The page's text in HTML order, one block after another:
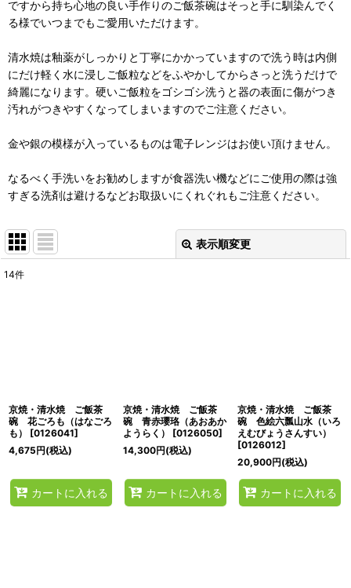
ですから持ち心地の良い手作りのご飯茶碗はそっと手に馴染んでく
る様でいつまでもご愛用いただけます。
清水焼は釉薬がしっかりと丁寧にかかっていますので洗う時は内側
にだけ軽く水に浸しご飯粒などをふやかしてからさっと洗うだけで
綺麗になります。硬いご飯粒をゴシゴシ洗うと器の表面に傷がつき
汚れがつきやすくなってしまいますのでご注意ください。
金や銀の模様が入っているものは電子レンジはお使い頂けません。
なるべく手洗いをお勧めしますが食器洗い機などにご使用の際は強
すぎる洗剤は避けるなどお取扱いにくれぐれもご注意ください。
表示順変更
14件
京焼・清水焼 ご飯茶
碗 花ごろも（はなごろ
も）
[0126041]
4,675円(税込)
カートに入れる
京焼・清水焼 ご飯茶
碗 青赤瓔珞（あおあか
ようらく）
[0126050]
14,300円(税込)
カートに入れる
京焼・清水焼 ご飯茶
碗 色絵六瓢山水（いろ
えむびょうさんすい）
[0126012]
20,900円(税込)
カートに入れる